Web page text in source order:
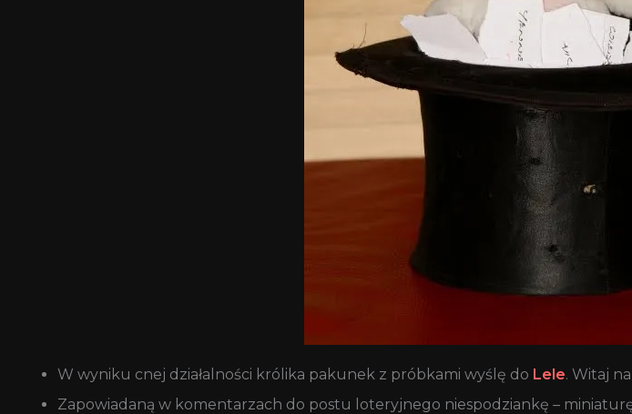
W wyniku cnej działalności królika pakunek z próbkami wyślę do Lele. Witaj
Zapowiadaną w komentarzach do postu loteryjnego niespodziankę –